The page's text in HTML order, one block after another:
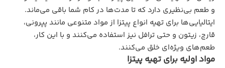
و طعم بی‌نظیری دارد که تا مدت‌ها در کام شما باقی می‌ماند.
ایتالیایی‌ها برای تهیه انواع پیتزا از مواد متنوعی مانند پپرونی،
قارچ، زیتون و حتی ترافل نیز استفاده می‌کنند و با این کار،
طعم‌های ویژه‌ای خلق می‌کنند.
مواد اولیه برای تهیه پیتزا